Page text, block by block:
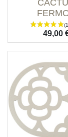
Prix
49,00